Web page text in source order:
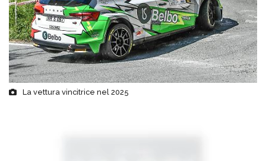
La vettura vincitrice nel 2025